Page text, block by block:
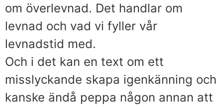
om överlevnad. Det handlar om
levnad och vad vi fyller vår
levnadstid med.
Och i det kan en text om ett
misslyckande skapa igenkänning och
kanske ändå peppa någon annan att